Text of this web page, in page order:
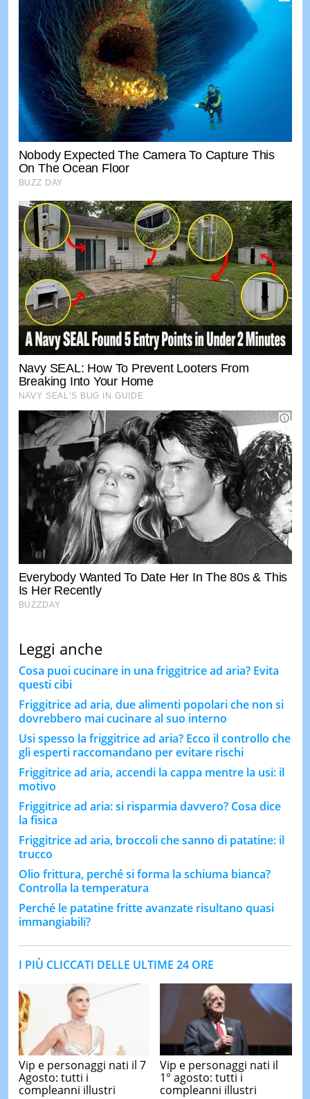
Leggi anche
Cosa puoi cucinare in una friggitrice ad aria? Evita
questi cibi
Friggitrice ad aria, due alimenti popolari che non si
dovrebbero mai cucinare al suo interno
Usi spesso la friggitrice ad aria? Ecco il controllo che
gli esperti raccomandano per evitare rischi
Friggitrice ad aria, accendi la cappa mentre la usi: il
motivo
Friggitrice ad aria: si risparmia davvero? Cosa dice
la fisica
Friggitrice ad aria, broccoli che sanno di patatine: il
trucco
Olio frittura, perché si forma la schiuma bianca?
Controlla la temperatura
Perché le patatine fritte avanzate risultano quasi
immangiabili?
I PIÙ CLICCATI DELLE ULTIME 24 ORE
Vip e personaggi nati il 7
Agosto: tutti i
compleanni illustri
Vip e personaggi nati il
1° agosto: tutti i
compleanni illustri